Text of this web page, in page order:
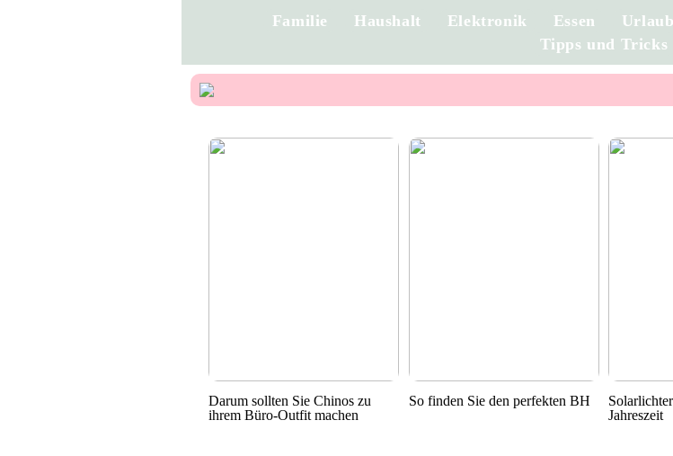
Familie Haushalt Elektronik Essen Urlaub
Tipps und Tricks
Darum sollten Sie Chinos zu
ihrem Büro-Outfit machen
So finden Sie den perfekten BH
Jahreszeit